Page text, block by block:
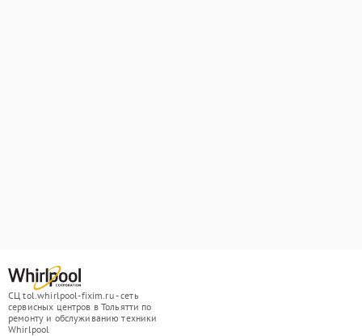
СЦ tol.whirlpool-fixim.ru - сеть
сервисных центров в Тольятти по
ремонту и обслуживанию техники
Whirlpool